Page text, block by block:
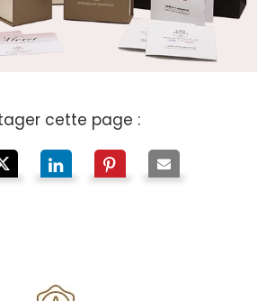
cette page :